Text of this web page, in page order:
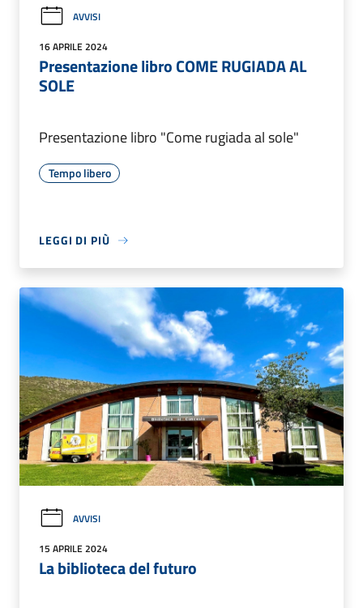
AVVISI
16 APRILE 2024
Presentazione libro COME RUGIADA AL
SOLE
Presentazione libro "Come rugiada al sole"
Tempo libero
LEGGI DI PIÙ
AVVISI
15 APRILE 2024
La biblioteca del futuro